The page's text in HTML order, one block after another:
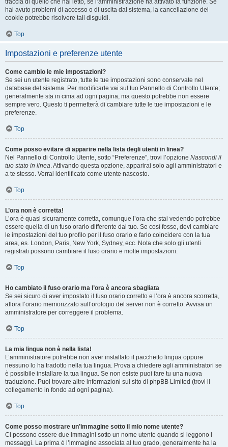
traccia di quello che hai letto, se l’amministrazione ha attivato la funzione. Se
hai avuto problemi di accesso o di uscita dal sistema, la cancellazione dei
cookie potrebbe risolvere tali disguidi.
Top
Impostazioni e preferenze utente
Come cambio le mie impostazioni?
Se sei un utente registrato, tutte le tue impostazioni sono conservate nel
database del sistema. Per modificarle vai sul tuo Pannello di Controllo Utente;
generalmente sta in cima ad ogni pagina, ma questo potrebbe non essere
sempre vero. Questo ti permetterà di cambiare tutte le tue impostazioni e le
preferenze.
Top
Come posso evitare di apparire nella lista degli utenti in linea?
Nel Pannello di Controllo Utente, sotto “Preferenze”, trovi l’opzione Nascondi il
tuo stato in linea. Attivando questa opzione, apparirai solo agli amministratori e
a te stesso. Verrai identificato come utente nascosto.
Top
L’ora non è corretta!
L’ora è quasi sicuramente corretta, comunque l’ora che stai vedendo potrebbe
essere quella di un fuso orario differente dal tuo. Se così fosse, devi cambiare
le impostazioni del tuo profilo per il fuso orario e farlo coincidere con la tua
area, es. London, Paris, New York, Sydney, ecc. Nota che solo gli utenti
registrati possono cambiare il fuso orario e molte impostazioni.
Top
Ho cambiato il fuso orario ma l’ora è ancora sbagliata
Se sei sicuro di aver impostato il fuso orario corretto e l’ora è ancora scorretta,
allora l’orario memorizzato sull’orologio del server non è corretto. Avvisa un
amministratore per correggere il problema.
Top
La mia lingua non è nella lista!
L’amministratore potrebbe non aver installato il pacchetto lingua oppure
nessuno lo ha tradotto nella tua lingua. Prova a chiedere agli amministratori se
è possibile installare la tua lingua. Se non esiste puoi fare tu una nuova
traduzione. Puoi trovare altre informazioni sul sito di phpBB Limited (trovi il
collegamento in fondo ad ogni pagina).
Top
Come posso mostrare un’immagine sotto il mio nome utente?
Ci possono essere due immagini sotto un nome utente quando si leggono i
messaggi. La prima è l’immagine associata al tuo grado, generalmente ha la